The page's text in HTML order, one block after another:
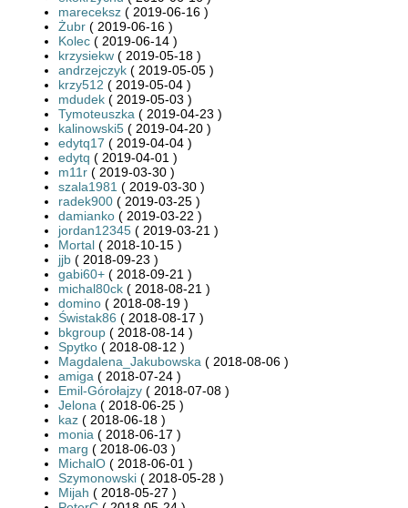
mareceksz ( 2019-06-16 )
Żubr ( 2019-06-16 )
Kolec ( 2019-06-14 )
krzysiekw ( 2019-05-18 )
andrzejczyk ( 2019-05-05 )
krzy512 ( 2019-05-04 )
mdudek ( 2019-05-03 )
Tymoteuszka ( 2019-04-23 )
kalinowski5 ( 2019-04-20 )
edytq17 ( 2019-04-04 )
edytq ( 2019-04-01 )
m11r ( 2019-03-30 )
szala1981 ( 2019-03-30 )
radek900 ( 2019-03-25 )
damianko ( 2019-03-22 )
jordan12345 ( 2019-03-21 )
Mortal ( 2018-10-15 )
jjb ( 2018-09-23 )
gabi60+ ( 2018-09-21 )
michal80ck ( 2018-08-21 )
domino ( 2018-08-19 )
Świstak86 ( 2018-08-17 )
bkgroup ( 2018-08-14 )
Spytko ( 2018-08-12 )
Magdalena_Jakubowska ( 2018-08-06 )
amiga ( 2018-07-24 )
Emil-Górołajzy ( 2018-07-08 )
Jelona ( 2018-06-25 )
kaz ( 2018-06-18 )
monia ( 2018-06-17 )
marg ( 2018-06-03 )
MichalO ( 2018-06-01 )
Szymonowski ( 2018-05-28 )
Mijah ( 2018-05-27 )